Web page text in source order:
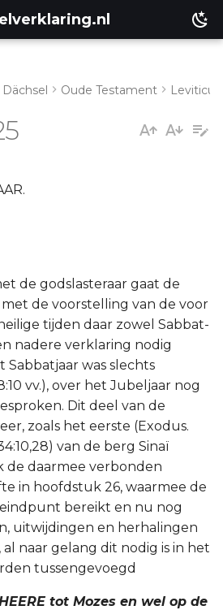
Oude Testament Leviticus
de godslasteraar gaat de
de voorstelling van de voor
tijden daar zowel Sabbat-
nadere verklaring nodig
Sabbatjaar was slechts
vv.), over het Jubeljaar nog
Dit deel van de
zoals het eerste (Exodus.
van de berg Sinaï
de daarmee verbonden
in hoofdstuk 26, waarmee de
bereikt en nu nog
uitwijdingen en herhalingen
naar gelang dit nodig is in het
tussengevoegd
tot Mozes en wel op de